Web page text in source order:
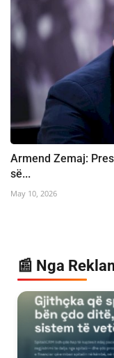
Armend Zemaj:
së...
May 10, 2026
📰 Nga